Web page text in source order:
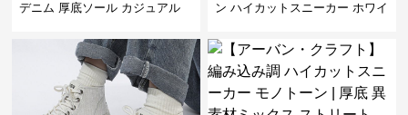
デニム 厚底ソール カジュアル
かわいい 学校 日常使い 履きや
ン ハイカットスニーカー ホワイ
ボン